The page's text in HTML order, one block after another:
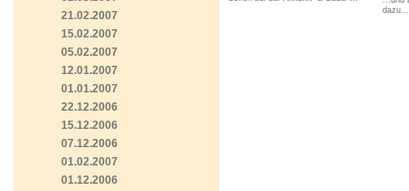
21.02.2007
15.02.2007
05.02.2007
12.01.2007
01.01.2007
22.12.2006
15.12.2006
07.12.2006
01.02.2007
01.12.2006
dazu...